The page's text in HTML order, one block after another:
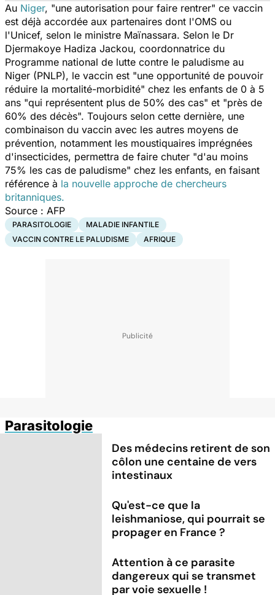
Au Niger, "une autorisation pour faire rentrer" ce vaccin
est déjà accordée aux partenaires dont l'OMS ou
l'Unicef, selon le ministre Maïnassara. Selon le Dr
Djermakoye Hadiza Jackou, coordonnatrice du
Programme national de lutte contre le paludisme au
Niger (PNLP), le vaccin est "une opportunité de pouvoir
réduire la mortalité-morbidité" chez les enfants de 0 à 5
ans "qui représentent plus de 50% des cas" et "près de
60% des décès". Toujours selon cette dernière, une
combinaison du vaccin avec les autres moyens de
prévention, notamment les moustiquaires imprégnées
d'insecticides, permettra de faire chuter "d'au moins
75% les cas de paludisme" chez les enfants, en faisant
référence à la nouvelle approche de chercheurs
britanniques.
Source : AFP
PARASITOLOGIE
MALADIE INFANTILE
VACCIN CONTRE LE PALUDISME
AFRIQUE
Parasitologie
Des médecins retirent de son
côlon une centaine de vers
intestinaux
Qu'est-ce que la
leishmaniose, qui pourrait se
propager en France ?
Attention à ce parasite
dangereux qui se transmet
par voie sexuelle !